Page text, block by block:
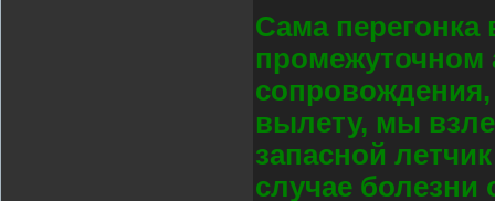
Сама перегонка
промежуточном
сопровождения,
вылету, мы
запасной
случае болезни